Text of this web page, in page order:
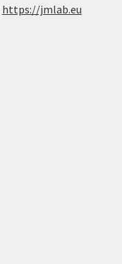
https://jmlab.eu